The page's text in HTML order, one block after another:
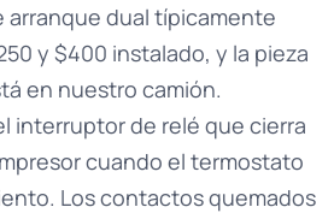
arranque dual típicamente
y $400 instalado, y la pieza
en nuestro camión.
interruptor de relé que cierra
cuando el termostato
Los contactos quemados